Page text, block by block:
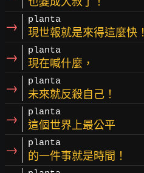
→ planta
現世報就是來得這麼快！
→ planta
現在喊什麼，
→ planta
未來就反殺自己！
→ planta
這個世界上最公平
→ planta
的一件事就是時間！